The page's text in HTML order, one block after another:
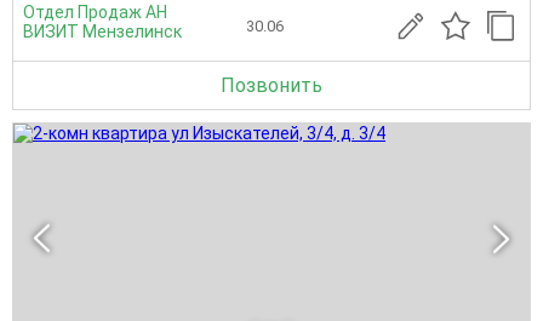
Отдел Продаж АН
ВИЗИТ Мензелинск
30.06
Позвонить